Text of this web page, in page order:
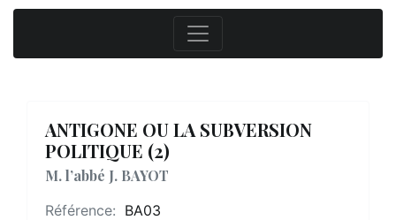
ANTIGONE OU LA SUBVERSION
POLITIQUE (2)
M. l’abbé J. BAYOT
Référence: BA03